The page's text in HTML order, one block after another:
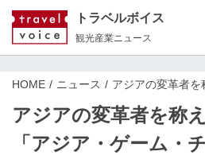
トラベルボイス
観光産業ニュース
HOME ニュース アジアの変革者
アジアの変革者を称
「アジア・ゲーム・